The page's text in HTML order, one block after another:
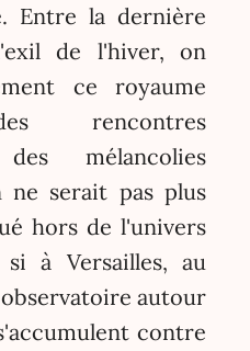
Entre la dernière
de l'hiver, on
ce royaume
rencontres
mélancolies
ne serait pas plus
hors de l'univers
si à Versailles, au
autour
contre